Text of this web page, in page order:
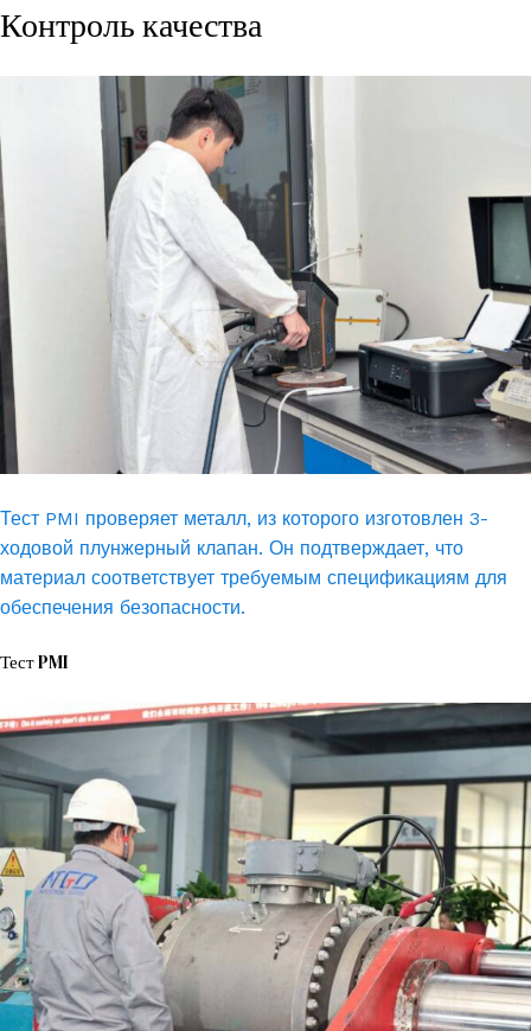
Контроль качества
Тест PMI проверяет металл, из которого изготовлен 3-
ходовой плунжерный клапан. Он подтверждает, что
материал соответствует требуемым спецификациям для
обеспечения безопасности.
Тест PMI